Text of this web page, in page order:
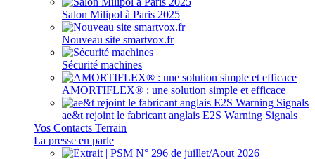
Salon Milipol à Paris 2025
Nouveau site smartvox.fr
Sécurité machines
AMORTIFLEX® : une solution simple et efficace
ae&t rejoint le fabricant anglais E2S Warning Signals
Vos Contacts Terrain
La presse en parle